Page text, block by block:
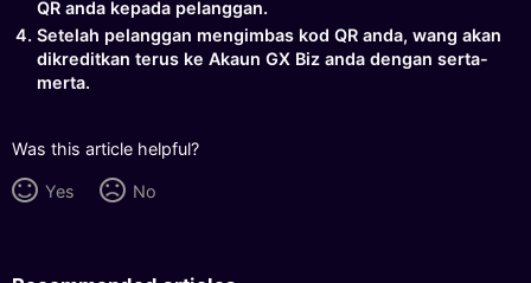
QR anda kepada pelanggan.
Setelah pelanggan mengimbas kod QR anda, wang akan
dikreditkan terus ke Akaun GX Biz anda dengan serta-
merta.
Was this article helpful?
Yes No